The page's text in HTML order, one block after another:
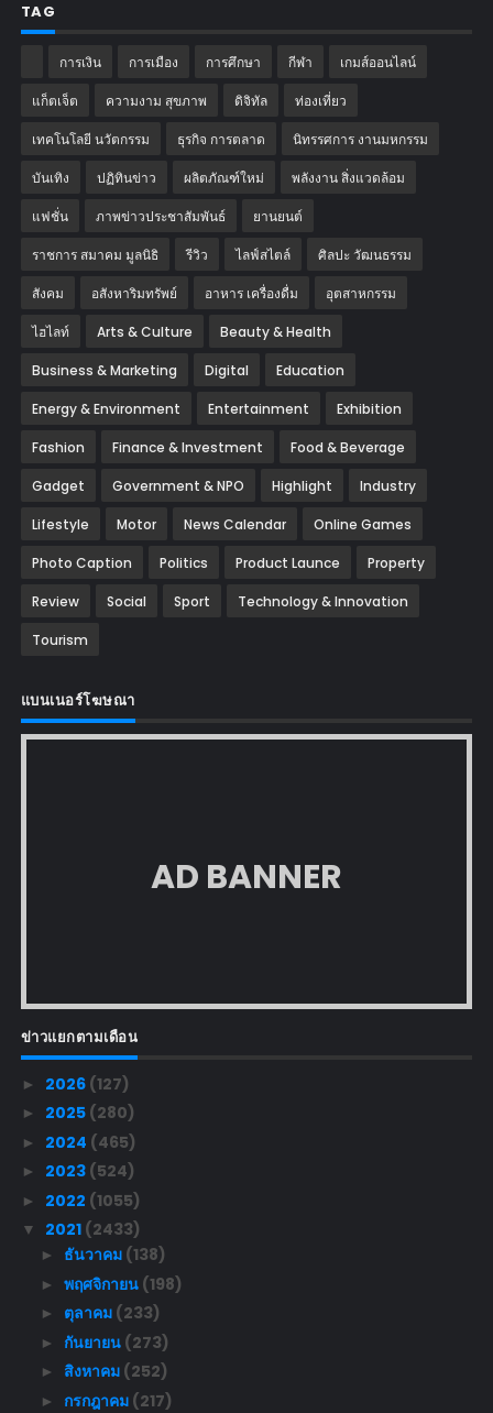
TAG
การเงิน การเมือง การศึกษา กีฬา เกมส์ออนไลน์
แก็ตเจ็ต ความงาม สุขภาพ ดิจิทัล ท่องเที่ยว
เทคโนโลยี นวัตกรรม ธุรกิจ การตลาด นิทรรศการ งานมหกรรม
บันเทิง ปฏิทินข่าว ผลิตภัณฑ์ใหม่ พลังงาน สิ่งแวดล้อม
แฟชั่น ภาพข่าวประชาสัมพันธ์ ‎ยานยนต์‎
ราชการ สมาคม มูลนิธิ รีวิว ไลฟ์สไตล์ ศิลปะ วัฒนธรรม
สังคม อสังหาริมทรัพย์ อาหาร เครื่องดื่ม อุตสาหกรรม
ไฮไลท์ Arts & Culture Beauty & Health
Business & Marketing Digital Education
Energy & Environment Entertainment Exhibition
Fashion Finance & Investment Food & Beverage
Gadget Government & NPO Highlight Industry
Lifestyle Motor News Calendar Online Games
Photo Caption Politics Product Launce Property
Review Social Sport Technology & Innovation
Tourism
แบนเนอร์โฆษณา
AD BANNER
ข่าวแยกตามเดือน
► 2026 (127)
► 2025 (280)
► 2024 (465)
► 2023 (524)
► 2022 (1055)
▼ 2021 (2433)
► ธันวาคม (138)
► พฤศจิกายน (198)
► ตุลาคม (233)
► กันยายน (273)
► สิงหาคม (252)
► กรกฎาคม (217)